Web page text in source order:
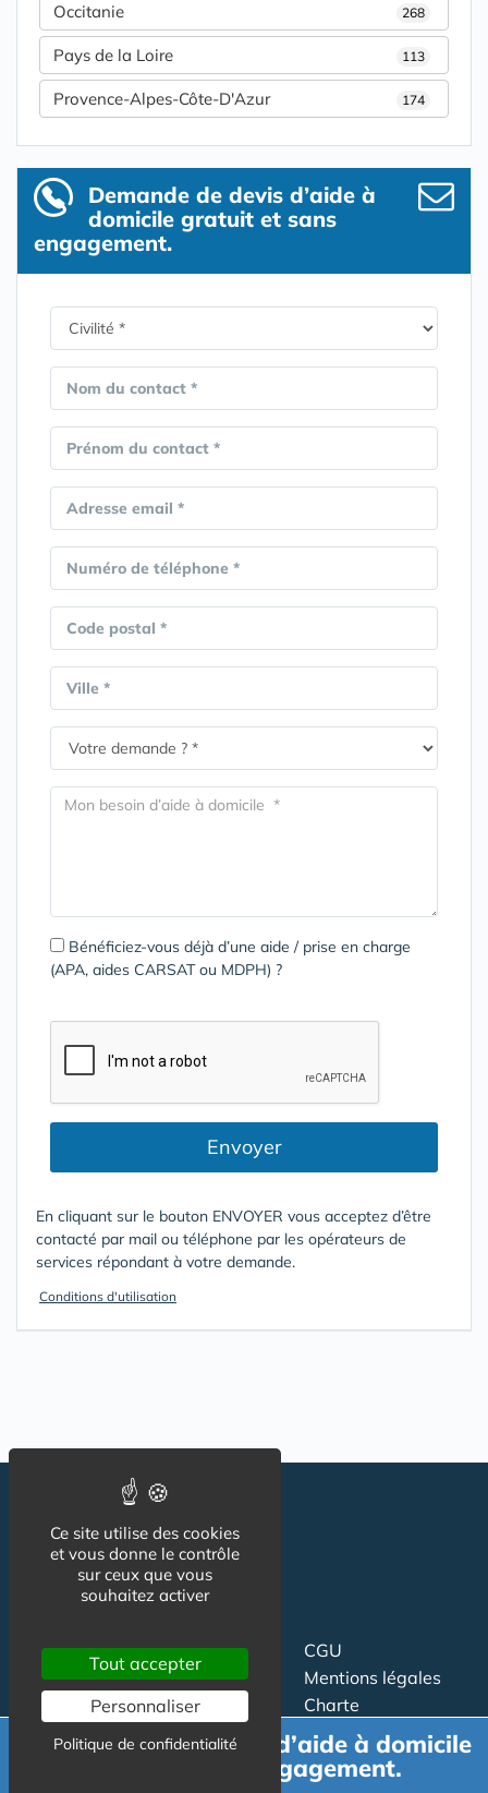
Occitanie 268
Pays de la Loire 113
Provence-Alpes-Côte-D'Azur 174
Demande de devis d’aide à
domicile gratuit et sans
engagement.
Nom du contact *
Prénom du contact *
Adresse email *
Numéro de téléphone *
Code postal *
Ville *
Bénéficiez-vous déjà d’une aide / prise en charge
(APA, aides CARSAT ou MDPH) ?
Envoyer
En cliquant sur le bouton ENVOYER vous acceptez d’être
contacté par mail ou téléphone par les opérateurs de
services répondant à votre demande.
Conditions d'utilisation
Suivez-nous
CGU
Mentions légales
Charte
Contact
Proposer un article
Relation presse
Demande de devis d’aide à domicile
gratuit et sans engagement.
Ce site utilise des cookies
et vous donne le contrôle
sur ceux que vous
souhaitez activer
Tout accepter
Personnaliser
Politique de confidentialité